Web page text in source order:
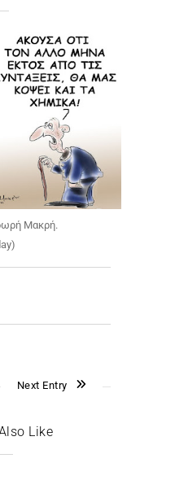
Μακρή.
Next Entry
Like